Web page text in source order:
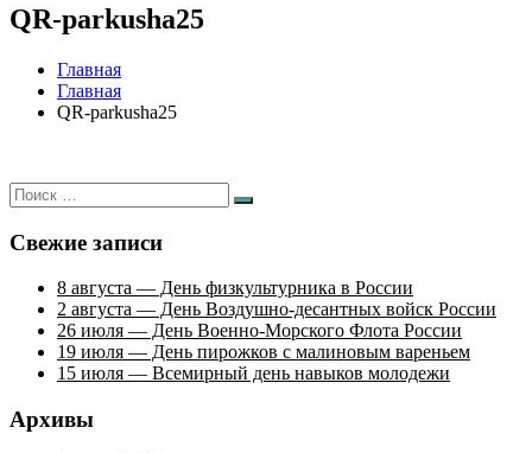
QR-parkusha25
Главная
Главная
QR-parkusha25
Искать:
Поиск
Свежие записи
8 августа — День физкультурника в России
2 августа — День Воздушно-десантных войск России
26 июля — День Военно-Морского Флота России
19 июля — День пирожков с малиновым вареньем
15 июля — Всемирный день навыков молодежи
Архивы